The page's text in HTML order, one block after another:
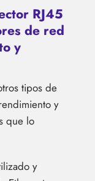
RJ45
de red
y
tipos de
y
que lo
y